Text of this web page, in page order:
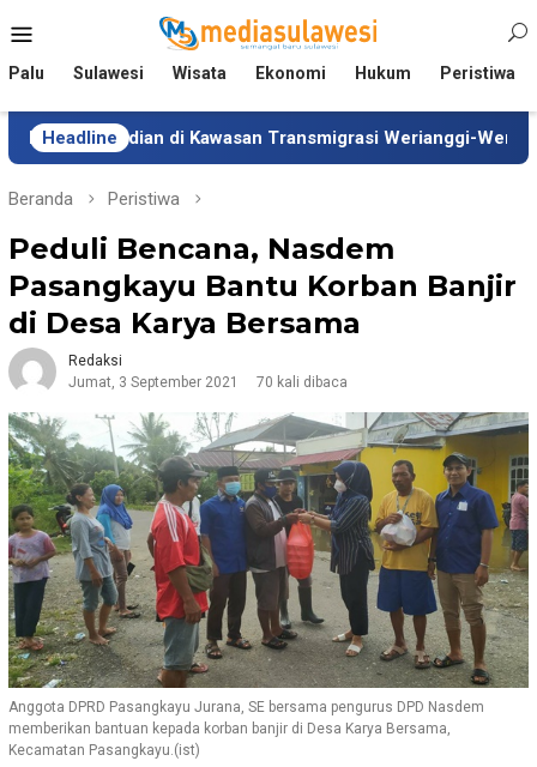
ke
Mobile
Palu Sulawesi Wisata Ekonomi Hukum Peristiwa
Headlinedi Kawasan Transmigrasi Werianggi-Werabur Papua
Beranda Peristiwa
Peduli Bencana, Nasdem
Pasangkayu Bantu Korban Banjir
di Desa Karya Bersama
Redaksi
Jumat, 3 September 2021
70 kali dibaca
Anggota DPRD Pasangkayu Jurana, SE bersama pengurus DPD Nasdem
memberikan bantuan kepada korban banjir di Desa Karya Bersama,
Kecamatan Pasangkayu.(ist)